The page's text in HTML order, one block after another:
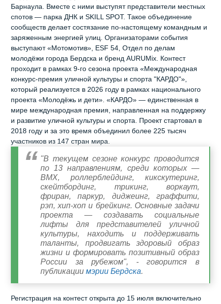
Барнаула. Вместе с ними выступят представители местных
спотов — парка ДНК и SKILL SPOT. Такое объединение
сообществ делает состязание по-настоящему командным и
заряженным энергией улиц. Организаторами события
выступают «Мотомотив», ESF 54, Отдел по делам
молодёжи города Бердска и бренд AURUMix. Контест
проходит в рамках 9‑го сезона проекта «Международная
конкурс‑премия уличной культуры и спорта "КАРДО"»,
который реализуется в 2026 году в рамках национального
проекта «Молодёжь и дети». «КАРДО» — единственная в
мире международная премия, направленная на поддержку
и развитие уличной культуры и спорта. Проект стартовал в
2018 году и за это время объединил более 225 тысяч
участников из 147 стран мира.
"В текущем сезоне конкурс проводится
по 13 направлениям, среди которых —
BMX, роллерблейдинг, кикскутеринг,
скейтбординг, трикинг, воркаут,
фриран, паркур, диджеинг, граффити,
рэп, хип‑хоп и брейкинг. Основные задачи
проекта — создавать социальные
лифты для представителей уличной
культуры, находить и поддерживать
таланты, продвигать здоровый образ
жизни и формировать позитивный образ
России за рубежом", - говорится в
публикациимэрии Бердска.
Регистрация на контест открыта до 15 июля включительно